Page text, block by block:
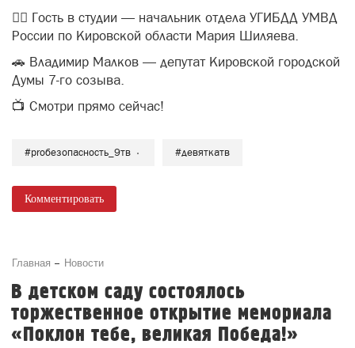
👮‍♂ Гость в студии — начальник отдела УГИБДД УМВД
России по Кировской области Мария Шиляева.
🚗 Владимир Малков — депутат Кировской городской
Думы 7-го созыва.
📺 Смотри прямо сейчас!
#proбезопасность_9тв #девяткатв
Комментировать
Главная Новости
В детском саду состоялось
торжественное открытие мемориала
«Поклон тебе, великая Победа!»